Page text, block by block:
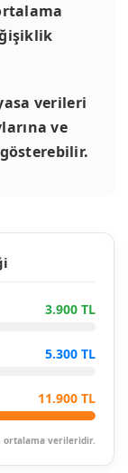
verileri
ve
3.900 TL
5.300 TL
11.900 TL
ortalama verileridir.